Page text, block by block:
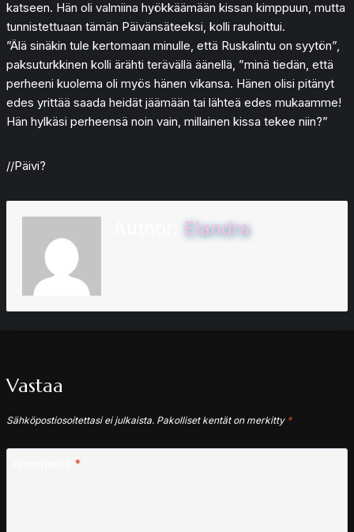
katseen. Hän oli valmiina hyökkäämään kissan kimppuun, mutta
tunnistettuaan tämän Päivänsäteeksi, kolli rauhoittui.
”Älä sinäkin tule kertomaan minulle, että Ruskalintu on syytön”,
paksuturkkinen kolli ärähti terävällä äänellä, ”minä tiedän, että
perheeni kuolema oli myös hänen vikansa. Hänen olisi pitänyt
edes yrittää saada heidät jäämään tai lähteä edes mukaamme!
Hän hylkäsi perheensä noin vain, millainen kissa tekee niin?”
//Päivi?
Elandra
Vastaa
Sähköpostiosoitettasi ei julkaista. Pakolliset kentät on merkitty *
*